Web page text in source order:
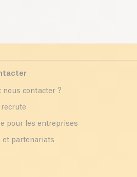
nous contacter ?
recrute
pour les entreprises
partenariats